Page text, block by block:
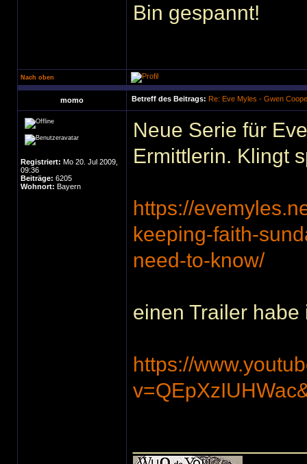
Bin gespannt!
Nach oben
momo Betreff des Beitrags: Re: Eve Myles - Gwen
Registriert: Mo 20. Jul 2009,
09:36
Beiträge: 6205
Wohnort: Bayern
Neue Serie für
Ermittlerin. Klingt
https://
keeping-faith-
need-to-know/
einen Trailer
https://